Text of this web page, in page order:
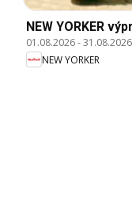
NEW YORKER
01.08.2026-31.08.2026
NEW YORKER